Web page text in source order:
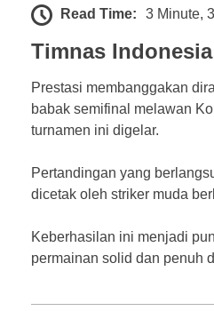
Read Time: 3 Minute,
Timnas
Prestasi membanggakan
babak semifinal melawan
turnamen ini digelar.
Pertandingan yang
dicetak oleh striker muda
Keberhasilan ini menjadi
permainan solid dan penuh